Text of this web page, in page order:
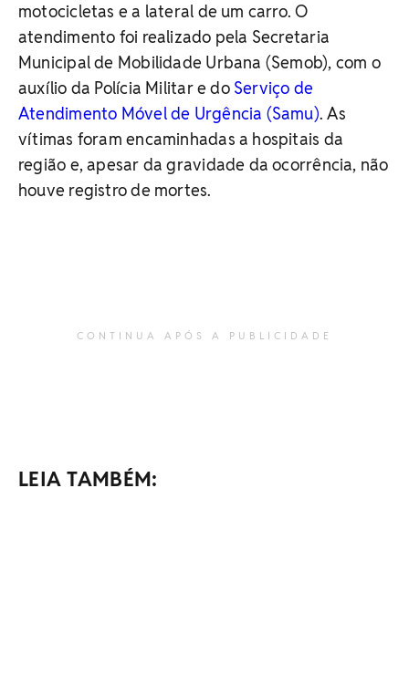
motocicletas e a lateral de um carro. O
atendimento foi realizado pela Secretaria
Municipal de Mobilidade Urbana (Semob), com o
auxílio da Polícia Militar e do Serviço de
Atendimento Móvel de Urgência (Samu). As
vítimas foram encaminhadas a hospitais da
região e, apesar da gravidade da ocorrência, não
houve registro de mortes.
CONTINUA APÓS A PUBLICIDADE
LEIA TAMBÉM: